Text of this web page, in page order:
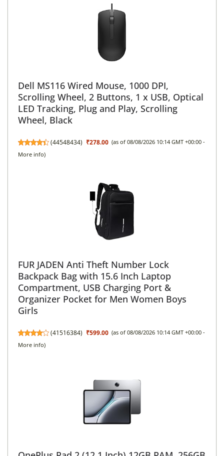
Dell MS116 Wired Mouse, 1000 DPI,
Scrolling Wheel, 2 Buttons, 1 x USB, Optical
LED Tracking, Plug and Play, Scrolling
Wheel, Black
(44548434) ₹278.00 (as of 08/08/2026 10:14 GMT +00:00 -
More info)
FUR JADEN Anti Theft Number Lock
Backpack Bag with 15.6 Inch Laptop
Compartment, USB Charging Port &
Organizer Pocket for Men Women Boys
Girls
(41516384) ₹599.00 (as of 08/08/2026 10:14 GMT +00:00 -
More info)